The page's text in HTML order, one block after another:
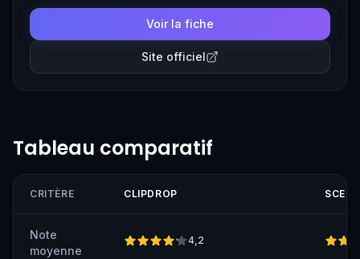
Voir la fiche
Site officiel
Tableau comparatif
CRITÈRE CLIPDROP
Note
moyenne
4,2